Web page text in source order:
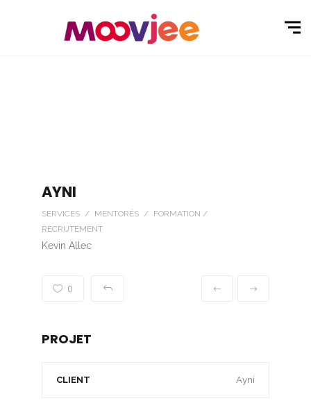
AYNI
SERVICES / MENTORÉS / FORMATION /
RECRUTEMENT
Kevin Allec
0
PROJET
CLIENT Ayni